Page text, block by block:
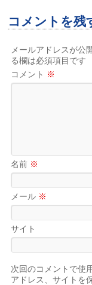
コメントを残
メールアドレスが公
る欄は必須項目です
コメント ※
名前 ※
メール ※
サイト
次回のコメントで使
アドレス、サイトを